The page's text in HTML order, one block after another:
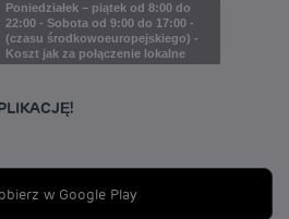
Poniedziałek – piątek od 8:00 do
22:00 - Sobota od 9:00 do 17:00 -
(czasu środkowoeuropejskiego) -
Koszt jak za połączenie lokalne
w Google Play